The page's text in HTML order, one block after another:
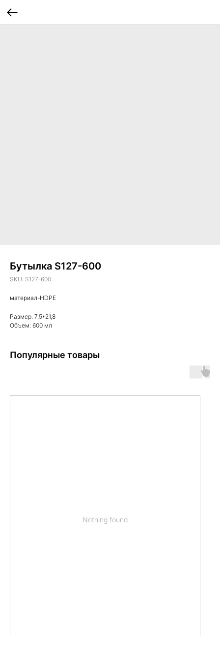
Бутылка S127-600
SKU: S127-600
материал-HDPE
Размер: 7,5*21,8
Объем: 600 мл
Популярные товары
Nothing found